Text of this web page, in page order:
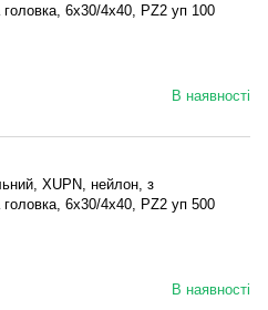
6x30/4x40, PZ2 уп 100
В наявності
XUPN, нейлон, з
6x30/4x40, PZ2 уп 500
В наявності